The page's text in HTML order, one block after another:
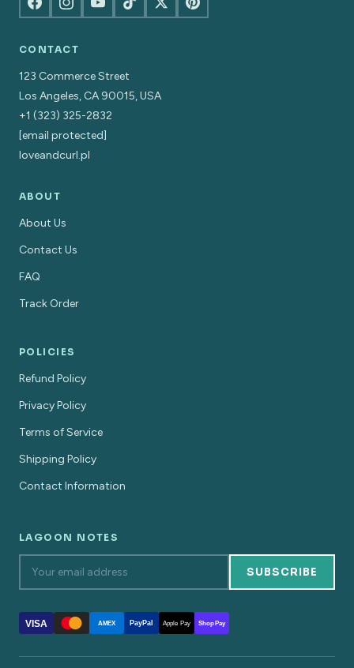
CONTACT
123 Commerce Street
Los Angeles, CA 90015, USA
+1 (323) 325-2832
[email protected]
loveandcurl.pl
ABOUT
About Us
Contact Us
FAQ
Track Order
POLICIES
Refund Policy
Privacy Policy
Terms of Service
Shipping Policy
Contact Information
LAGOON NOTES
SUBSCRIBE
VISA AMEX PayPal Apple Pay Shop Pay